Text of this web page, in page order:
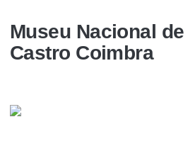
Museu Nacional
Castro Coimbra